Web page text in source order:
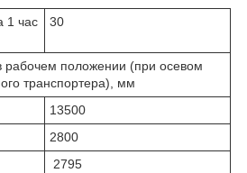
1 час
30
рабочем положении (при осевом
транспортера), мм
13500
2800
2795